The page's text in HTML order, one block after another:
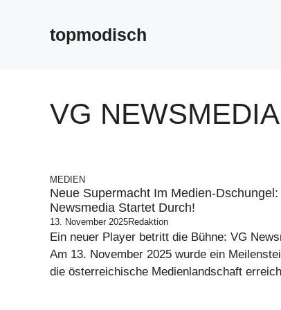
topmodisch
VG NEWSMEDIA
MEDIEN
Neue Supermacht Im Medien-Dschungel:
Newsmedia Startet Durch!
13. November 2025Redaktion
Ein neuer Player betritt die Bühne: VG
Am 13. November 2025 wurde ein
die österreichische Medienlandschaft